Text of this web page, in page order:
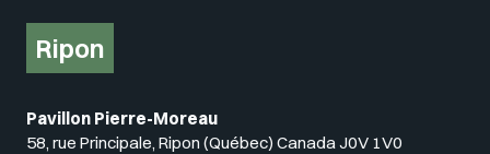
Ripon
Pavillon Pierre-Moreau
58, rue Principale, Ripon (Québec) Canada J0V 1V0